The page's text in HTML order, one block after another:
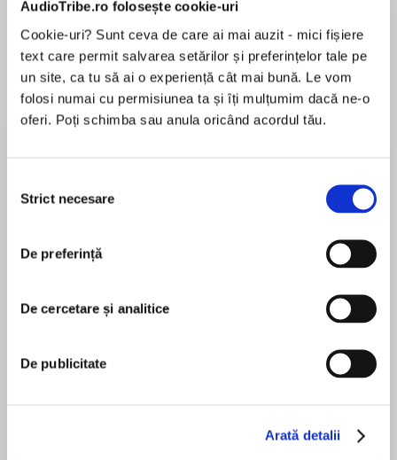
AudioTribe.ro folosește cookie-uri
Cookie-uri? Sunt ceva de care ai mai auzit - mici fișiere
text care permit salvarea setărilor și preferințelor tale pe
un site, ca tu să ai o experiență cât mai bună. Le vom
folosi numai cu permisiunea ta și îți mulțumim dacă ne-o
oferi. Poți schimba sau anula oricând acordul tău.
consimțământului
Strict necesare
De preferință
De cercetare și analitice
De publicitate
Arată detalii
Elita de Argint (Elita
Diavolul se îmbracă de
Migdală
The definitive oral history of the UK’s longest-
running live music show, Later… with Jools
Since its launch in late 1992, the BBC’s
‘Later….with Jools Holland’ has been widely
programme, showcasing a huge variety of
‘Later…’ has broadcasted over 300 episodes.
În acest moment nu există recenzii
Mark Cooper